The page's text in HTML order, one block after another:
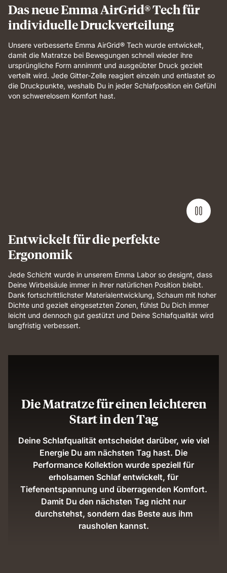
Das neue Emma AirGrid® Tech für
individuelle Druckverteilung
Unsere verbesserte Emma AirGrid® Tech wurde entwickelt,
damit die Matratze bei Bewegungen schnell wieder ihre
ursprüngliche Form annimmt und ausgeübter Druck gezielt
verteilt wird. Jede Gitter-Zelle reagiert einzeln und entlastet so
die Druckpunkte, weshalb Du in jeder Schlafposition ein Gefühl
von schwerelosem Komfort hast.
Entwickelt für die perfekte
Ergonomik
Jede Schicht wurde in unserem Emma Labor so designt, dass
Deine Wirbelsäule immer in ihrer natürlichen Position bleibt.
Dank fortschrittlichster Materialentwicklung, Schaum mit hoher
Dichte und gezielt eingesetzten Zonen, fühlst Du Dich immer
leicht und dennoch gut gestützt und Deine Schlafqualität wird
langfristig verbessert.
Die Matratze für einen leichteren
Start in den Tag
Deine Schlafqualität entscheidet darüber, wie viel
Energie Du am nächsten Tag hast. Die
Performance Kollektion wurde speziell für
erholsamen Schlaf entwickelt, für
Tiefenentspannung und überragenden Komfort.
Damit Du den nächsten Tag nicht nur
durchstehst, sondern das Beste aus ihm
rausholen kannst.